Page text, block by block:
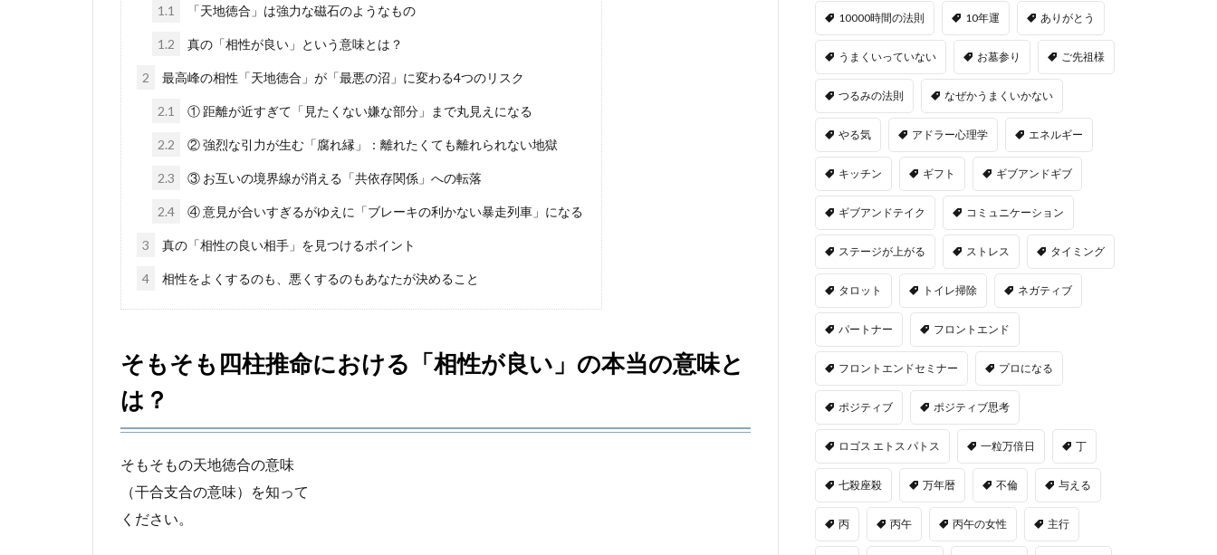
1.1 「天地徳合」は強力な磁石のようなもの
1.2 真の「相性が良い」という意味とは？
2 最高峰の相性「天地徳合」が「最悪の沼」に変わる4つのリスク
2.1 ① 距離が近すぎて「見たくない嫌な部分」まで丸見えになる
2.2 ② 強烈な引力が生む「腐れ縁」：離れたくても離れられない地獄
2.3 ③ お互いの境界線が消える「共依存関係」への転落
2.4 ④ 意見が合いすぎるがゆえに「ブレーキの利かない暴走列車」になる
3 真の「相性の良い相手」を見つけるポイント
4 相性をよくするのも、悪くするのもあなたが決めること
そもそも四柱推命における「相性が良い」の本当の意味と
は？
そもそもの天地徳合の意味
（干合支合の意味）を知って
ください。
10000時間の法則 10年運 ありがとう
うまくいっていない お墓参り ご先祖様
つるみの法則 なぜかうまくいかない
やる気 アドラー心理学 エネルギー
キッチン ギフト ギブアンドギブ
ギブアンドテイク コミュニケーション
ステージが上がる ストレス タイミング
タロット トイレ掃除 ネガティブ
パートナー フロントエンド
フロントエンドセミナー プロになる
ポジティブ ポジティブ思考
ロゴス エトス パトス 一粒万倍日 丁
七殺座殺 万年暦 不倫 与える
丙 丙午 丙午の女性 主行